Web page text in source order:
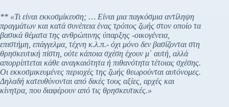
** «Τι είναι εκκοσμίκευση; … Είναι μια παγκόσμια αντίληψη
πραγμάτων και κατά συνέπεια ένας τρόπος ζωής στον οποίο τα
βασικά θέματα της ανθρώπινης ύπαρξης -οικογένεια,
επιστήμη, επάγγελμα, τέχνη κ.λ.π.- όχι μόνο δεν βασίζονται στη
θρησκευτική πίστη, ούτε κάποια σχέση έχουν μ΄ αυτή, αλλά
απορρίπτεται κάθε αναγκαιότητα ή πιθανότητα τέτοιας σχέσης.
Οι εκκοσμικευμένες περιοχές της ζωής θεωρούνται αυτόνομες.
Δηλαδή κατευθύνονται από δικές τους αξίες, αρχές και
κίνητρα, που διαφέρουν από τις θρησκευτικές.»